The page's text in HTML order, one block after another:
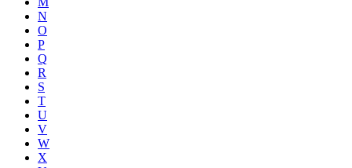
N
O
P
Q
R
S
T
U
V
W
X